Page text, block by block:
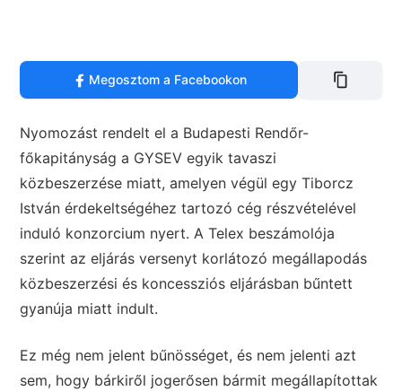
Megosztom a Facebookon
Nyomozást rendelt el a Budapesti Rendőr-
főkapitányság a GYSEV egyik tavaszi
közbeszerzése miatt, amelyen végül egy Tiborcz
István érdekeltségéhez tartozó cég részvételével
induló konzorcium nyert. A Telex beszámolója
szerint az eljárás versenyt korlátozó megállapodás
közbeszerzési és koncessziós eljárásban bűntett
gyanúja miatt indult.
Ez még nem jelent bűnösséget, és nem jelenti azt
sem, hogy bárkiről jogerősen bármit megállapítottak